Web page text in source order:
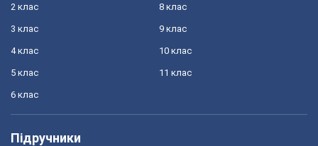
2 клас
3 клас
4 клас
5 клас
6 клас
8 клас
9 клас
10 клас
11 клас
Підручники